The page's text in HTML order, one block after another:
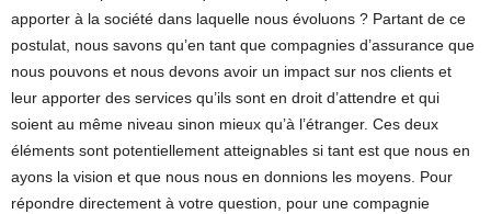
apporter à la société dans laquelle nous évoluons ? Partant de ce
postulat, nous savons qu’en tant que compagnies d’assurance que
nous pouvons et nous devons avoir un impact sur nos clients et
leur apporter des services qu’ils sont en droit d’attendre et qui
soient au même niveau sinon mieux qu’à l’étranger. Ces deux
éléments sont potentiellement atteignables si tant est que nous en
ayons la vision et que nous nous en donnions les moyens. Pour
répondre directement à votre question, pour une compagnie